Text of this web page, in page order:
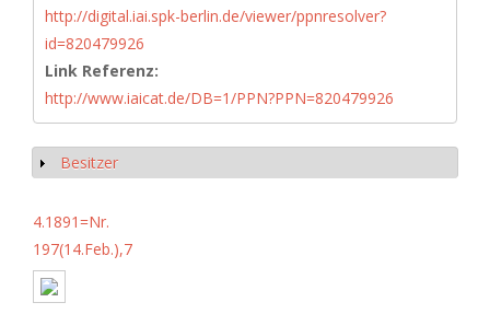
http://digital.iai.spk-berlin.de/viewer/ppnresolver?
id=820479926
Link Referenz:
http://www.iaicat.de/DB=1/PPN?PPN=820479926
Anzeigen
Besitzer
4.1891=Nr.
197(14.Feb.),7